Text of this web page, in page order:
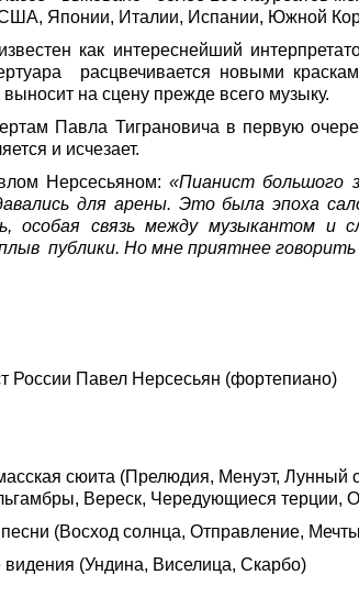
Японии, Италии, Испании, Южной
как интереснейший
расцвечивается новыми
на сцену прежде всего музыку.
Павла Тиграновича в первую
и исчезает.
Нерсесьяном:«Пианист большого
для арены. Это была эпоха
особая связь между музыкантом и
публики. Но мне приятнее
России Павел Нерсесьян (фортепиано)
сюита (Прелюдия, Менуэт, Лунный
Вереск, Чередующиеся терции,
(Восход солнца, Отправление,
(Ундина, Виселица, Скарбо)